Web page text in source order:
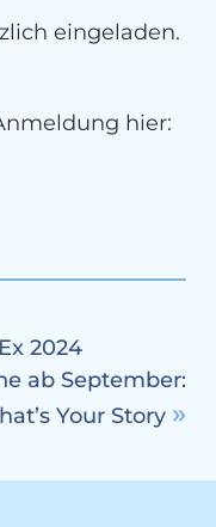
eingeladen.
hier:
2024
ab September:
Your Story